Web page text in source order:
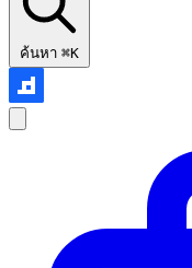
ค้นหา ⌘K